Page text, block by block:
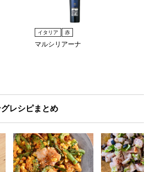
イタリア 赤
マルシリアーナ
レシピまとめ